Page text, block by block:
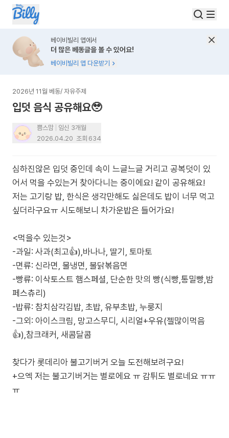
베이비빌리 앱에서
더 많은 베동글을 볼 수 있어요!
베이비빌리 앱 다운받기
2026년 11월 베동/ 자유주제
입덧 음식 공유해요🥹
쁨스맘
임신 3개월
2026.04.20 조회 634
심하진않은 입덧 중인데 속이 느글느글 거리고 공복덧이 있
어서 먹을 수있는거 찾아다니는 중이에요! 같이 공유해요!
저는 고기랑 밥, 한식은 생각만해도 싫은데도 밥이 너무 먹고
싶더라구요ㅠ 시도해보니 차가운밥은 들어가요!
<먹을수 있는것>
-과일: 사과(최고👍),바나나, 딸기, 토마토
-면류: 신라면, 물냉면, 불닭볶음면
-빵류: 이삭토스트 햄스페셜, 단순한 맛의 빵(식빵,통밀빵,밤
페스츄리)
-밥류: 참치삼각김밥, 초밥, 유부초밥, 누룽지
-그외: 아이스크림, 망고스무디, 시리얼+우유(젤많이먹음
👍),참크래커, 새콤달콤
찾다가 롯데리아 불고기버거 오늘 도전해보려구요!
+으엑 저는 불고기버거는 별로에요 ㅠ 감튀도 별로네요 ㅠㅠ
ㅠ